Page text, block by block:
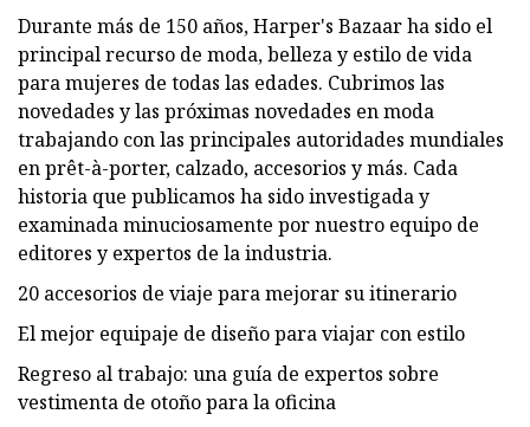
Durante más de 150 años, Harper's Bazaar ha sido el
principal recurso de moda, belleza y estilo de vida
para mujeres de todas las edades. Cubrimos las
novedades y las próximas novedades en moda
trabajando con las principales autoridades mundiales
en prêt-à-porter, calzado, accesorios y más. Cada
historia que publicamos ha sido investigada y
examinada minuciosamente por nuestro equipo de
editores y expertos de la industria.
20 accesorios de viaje para mejorar su itinerario
El mejor equipaje de diseño para viajar con estilo
Regreso al trabajo: una guía de expertos sobre
vestimenta de otoño para la oficina